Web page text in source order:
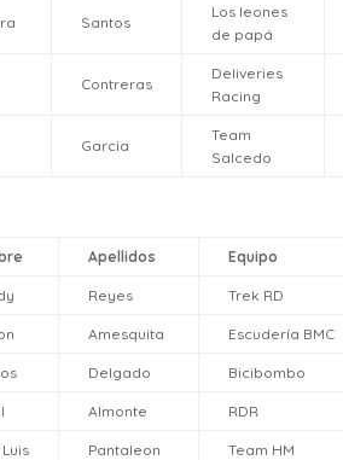
Santos
Los leones
de papá
Contreras
Deliveries
Racing
Garcia
Team
Salcedo
Apellidos Equipo
Reyes Trek RD
Amesquita Escudería BMC
Delgado Bicibombo
Almonte RDR
Pantaleon Team HM